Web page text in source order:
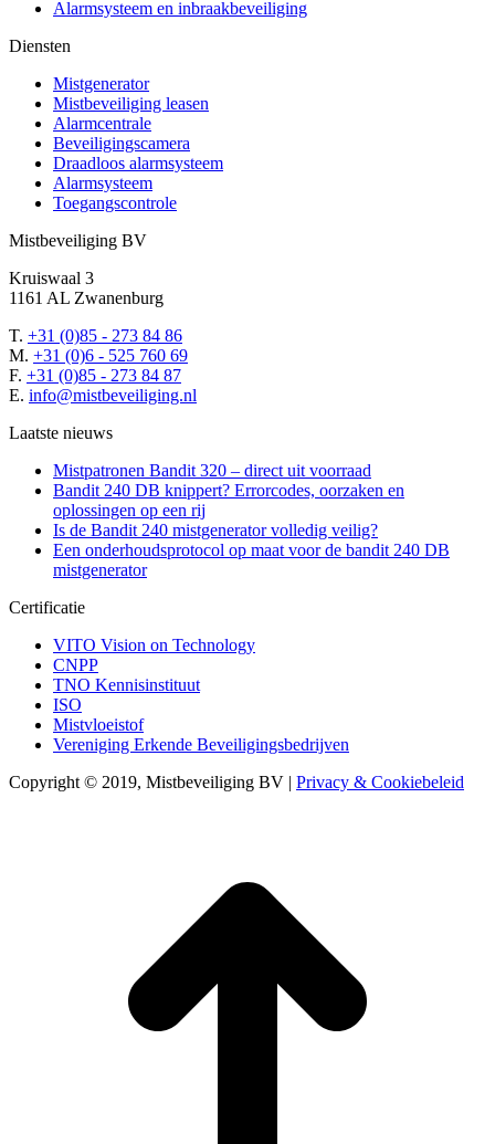
Alarmsysteem en inbraakbeveiliging
Diensten
Mistgenerator
Mistbeveiliging leasen
Alarmcentrale
Beveiligingscamera
Draadloos alarmsysteem
Alarmsysteem
Toegangscontrole
Mistbeveiliging BV
Kruiswaal 3
1161 AL Zwanenburg
T. +31 (0)85 - 273 84 86
M. +31 (0)6 - 525 760 69
F. +31 (0)85 - 273 84 87
E. info@mistbeveiliging.nl
Laatste nieuws
Mistpatronen Bandit 320 – direct uit voorraad
Bandit 240 DB knippert? Errorcodes, oorzaken en
oplossingen op een rij
Is de Bandit 240 mistgenerator volledig veilig?
Een onderhoudsprotocol op maat voor de bandit 240 DB
mistgenerator
Certificatie
VITO Vision on Technology
CNPP
TNO Kennisinstituut‎
ISO
Mistvloeistof
Vereniging Erkende Beveiligingsbedrijven
Copyright © 2019, Mistbeveiliging BV | Privacy & Cookiebeleid